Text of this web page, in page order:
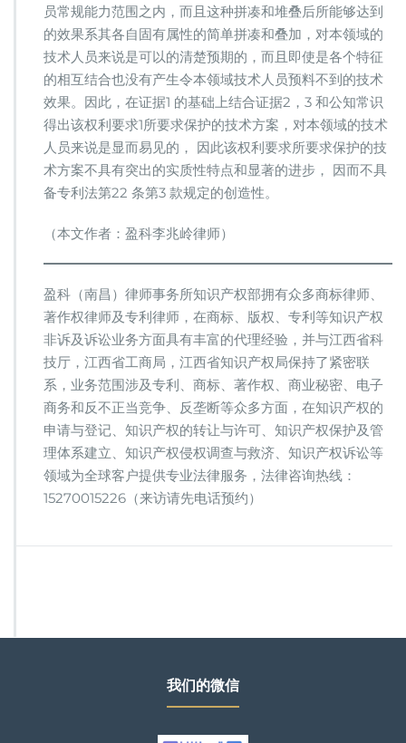
员常规能力范围之内，而且这种拼凑和堆叠后所能够达到
的效果系其各自固有属性的简单拼凑和叠加，对本领域的
技术人员来说是可以的清楚预期的，而且即使是各个特征
的相互结合也没有产生令本领域技术人员预料不到的技术
效果。因此，在证据1 的基础上结合证据2，3 和公知常识
得出该权利要求1所要求保护的技术方案，对本领域的技术
人员来说是显而易见的， 因此该权利要求所要求保护的技
术方案不具有突出的实质性特点和显著的进步， 因而不具
备专利法第22 条第3 款规定的创造性。
（本文作者：盈科李兆岭律师）
盈科（南昌）律师事务所知识产权部拥有众多商标律师、
著作权律师及专利律师，在商标、版权、专利等知识产权
非诉及诉讼业务方面具有丰富的代理经验，并与江西省科
技厅，江西省工商局，江西省知识产权局保持了紧密联
系，业务范围涉及专利、商标、著作权、商业秘密、电子
商务和反不正当竞争、反垄断等众多方面，在知识产权的
申请与登记、知识产权的转让与许可、知识产权保护及管
理体系建立、知识产权侵权调查与救济、知识产权诉讼等
领域为全球客户提供专业法律服务，法律咨询热线：
15270015226（来访请先电话预约）
我们的微信